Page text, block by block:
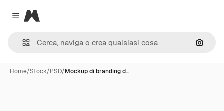
Close menu
Magnific
Cerca
Home/Stock/PSD/Mockup di branding d…